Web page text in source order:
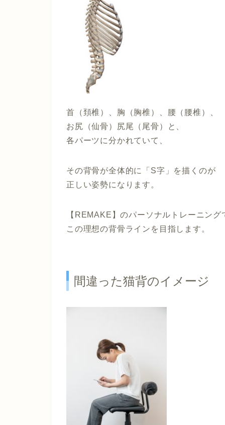
首（頚椎）、胸（胸椎）、腰（腰椎）、
お尻（仙骨）尻尾（尾骨）と、
各パーツに分かれていて、
その背骨が全体的に「S字」を描くのが
正しい姿勢になります。
【REMAKE】のパーソナルトレーニング
この理想の背骨ラインを目指します。
間違った猫背のイメージ